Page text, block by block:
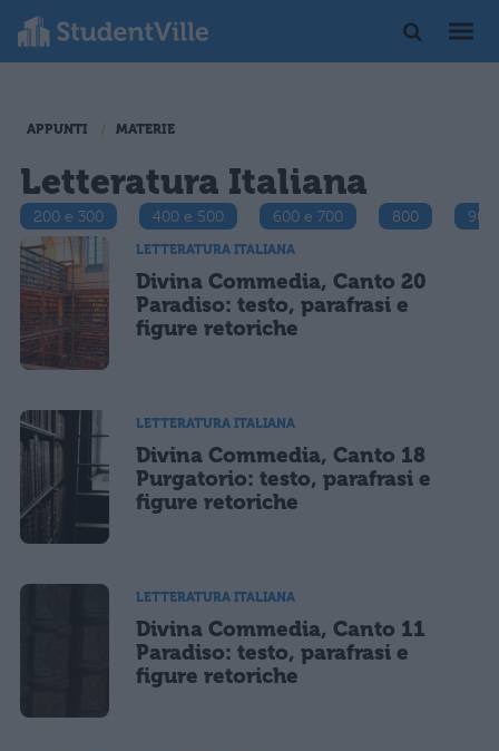
APPUNTI MATERIE
Letteratura Italiana
200 e 300 400 e 500 600 e 700 800 900
LETTERATURA ITALIANA
Divina Commedia, Canto 20
Paradiso: testo, parafrasi e
figure retoriche
LETTERATURA ITALIANA
Divina Commedia, Canto 18
Purgatorio: testo, parafrasi e
figure retoriche
LETTERATURA ITALIANA
Divina Commedia, Canto 11
Paradiso: testo, parafrasi e
figure retoriche